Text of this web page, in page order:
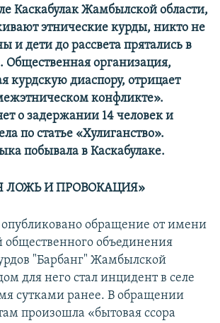
Каскабулак Жамбылской области,
этнические курды, никто не
и дети до рассвета прятались в
Общественная организация,
курдскую диаспору, отрицает
конфликте».
о задержании 14 человек и
по статье «Хулиганство».
побывала в Каскабулаке.
ЛОЖЬ И ПРОВОКАЦИЯ»
опубликовано обращение от имени
общественного объединения
"Барбанг" Жамбылской
для него стал инцидент в селе
сутками ранее. В обращении
произошла «бытовая ссора